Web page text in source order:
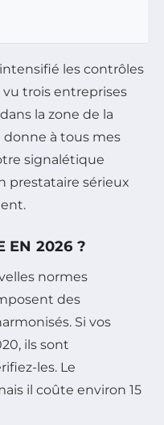
les contrôles
vu trois entreprises
la zone de la
donne à tous mes
signalétique
prestataire sérieux
EN 2026 ?
normes
des
Si vos
ils sont
les. Le
il coûte environ 15